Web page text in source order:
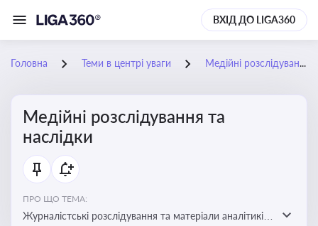
ВХІД ДО LIGA360
Головна Теми в центрі уваги Медійні розслідування та наслідки
Медійні розслідування та
наслідки
ПРО ЩО ТЕМА:
Журналістські розслідування та матеріали аналітиків